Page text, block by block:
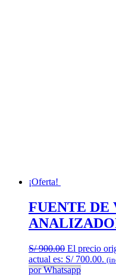
¡Oferta!
FUENTE DE
S/900.00 El precio
actual es: S/ 700.00.
por Whatsapp